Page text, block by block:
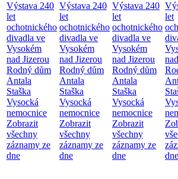
Výstava 240
let
ochotnického
divadla ve
Vysokém
nad Jizerou
Rodný dům
Antala
Staška
Vysocká
nemocnice
Zobrazit
všechny
záznamy ze
dne
Výstava 240
let
ochotnického
divadla ve
Vysokém
nad Jizerou
Rodný dům
Antala
Staška
Vysocká
nemocnice
Zobrazit
všechny
záznamy ze
dne
Výstava 240
let
ochotnického
divadla ve
Vysokém
nad Jizerou
Rodný dům
Antala
Staška
Vysocká
nemocnice
Zobrazit
všechny
záznamy ze
dne
let
dne